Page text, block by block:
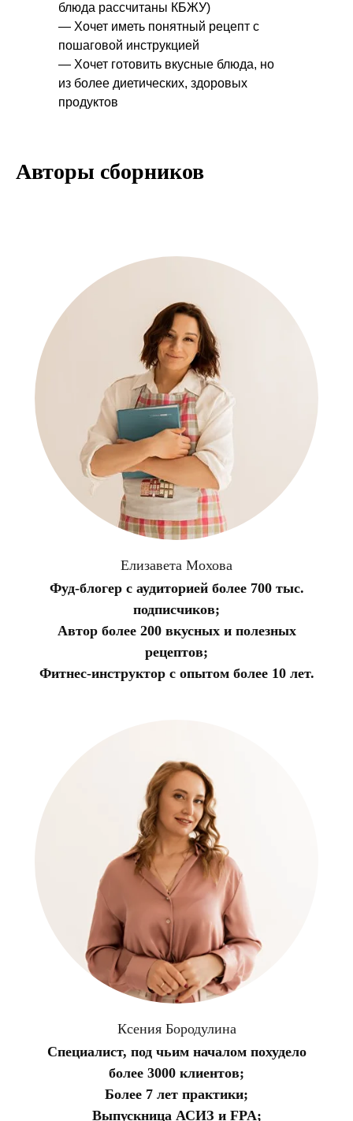
блюда рассчитаны КБЖУ)
— Хочет иметь понятный рецепт с
пошаговой инструкцией
— Хочет готовить вкусные блюда, но
из более диетических, здоровых
продуктов
Авторы сборников
Елизавета Мохова
Фуд-блогер с аудиторией более 700 тыс.
подписчиков;
Автор более 200 вкусных и полезных
рецептов;
Фитнес-инструктор с опытом более 10 лет.
Ксения Бородулина
Специалист, под чьим началом похудело
более 3000 клиентов;
Более 7 лет практики;
Выпускница АСИЗ и FPA;